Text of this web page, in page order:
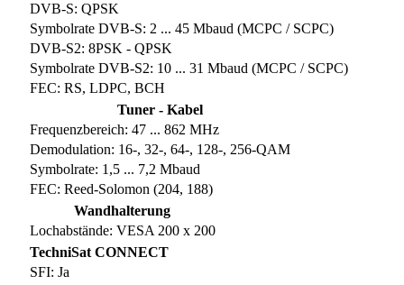
DVB-S: QPSK
Symbolrate DVB-S: 2 ... 45 Mbaud (MCPC / SCPC)
DVB-S2: 8PSK - QPSK
Symbolrate DVB-S2: 10 ... 31 Mbaud (MCPC / SCPC)
FEC: RS, LDPC, BCH
Tuner - Kabel
Frequenzbereich: 47 ... 862 MHz
Demodulation: 16-, 32-, 64-, 128-, 256-QAM
Symbolrate: 1,5 ... 7,2 Mbaud
FEC: Reed-Solomon (204, 188)
Wandhalterung
Lochabstände: VESA 200 x 200
TechniSat CONNECT
SFI: Ja